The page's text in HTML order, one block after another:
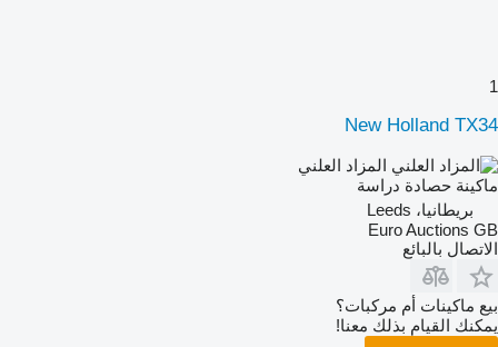
1
New Holland TX34
المزاد العلني
ماكينة حصادة دراسة
بريطانيا، Leeds
Euro Auctions GB
الاتصال بالبائع
بيع ماكينات أم مركبات؟
يمكنك القيام بذلك معنا!